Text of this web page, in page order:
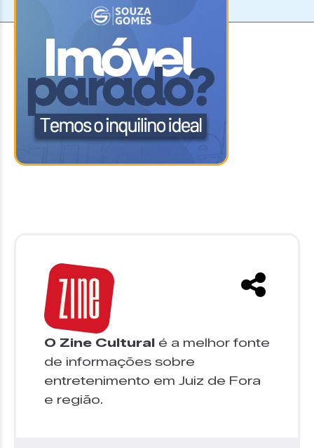
O Zine Cultural é a melhor fonte
de informações sobre
entretenimento em Juiz de Fora
e região.